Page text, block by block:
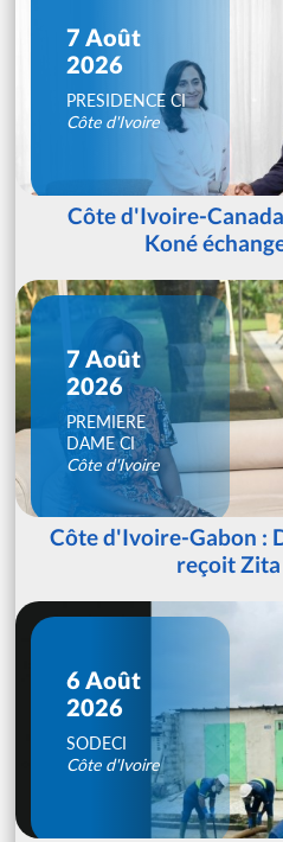
7 Août
2026
PRESIDENCE CI
Côte d'Ivoire
Côte d'Ivoire-
Koné
7 Août
2026
PREMIERE
DAME CI
Côte d'Ivoire
Côte d'Ivoire-Gabon :
reçoit Zita
6 Août
2026
SODECI
Côte d'Ivoire